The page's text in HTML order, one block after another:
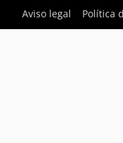
Aviso legal
Política